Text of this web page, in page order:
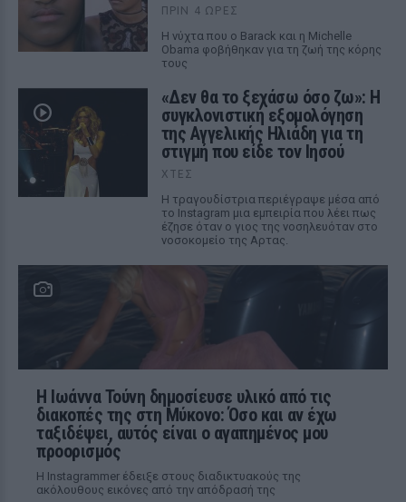
ΠΡΙΝ 4 ΏΡΕΣ
Η νύχτα που ο Barack και η Michelle
Obama φοβήθηκαν για τη ζωή της κόρης
τους
«Δεν θα το ξεχάσω όσο ζω»: Η
συγκλονιστική εξομολόγηση
της Αγγελικής Ηλιάδη για τη
στιγμή που είδε τον Ιησού
ΧΤΕΣ
Η τραγουδίστρια περιέγραψε μέσα από
το Instagram μια εμπειρία που λέει πως
έζησε όταν ο γιος της νοσηλευόταν στο
νοσοκομείο της Αρτας.
Η Ιωάννα Τούνη δημοσίευσε υλικό από τις
διακοπές της στη Μύκονο: Όσο και αν έχω
ταξιδέψει, αυτός είναι ο αγαπημένος μου
προορισμός
Η Instagrammer έδειξε στους διαδικτυακούς της
ακόλουθους εικόνες από την απόδρασή της